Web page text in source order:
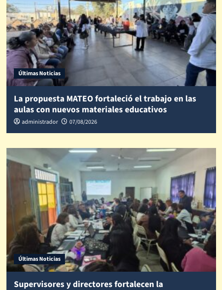
Últimas Noticias
La propuesta MATEO fortaleció el trabajo en las
aulas con nuevos materiales educativos
administrador 07/08/2026
Últimas Noticias
Supervisores y directores fortalecen la